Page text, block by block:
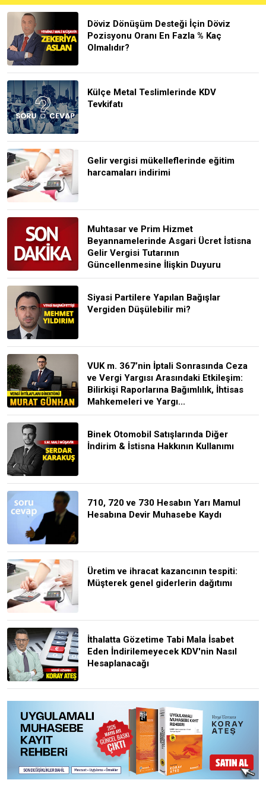
Döviz Dönüşüm Desteği İçin Döviz
Pozisyonu Oranı En Fazla % Kaç
Olmalıdır?
Külçe Metal Teslimlerinde KDV
Tevkifatı
Gelir vergisi mükelleflerinde eğitim
harcamaları indirimi
Muhtasar ve Prim Hizmet
Beyannamelerinde Asgari Ücret İstisna
Gelir Vergisi Tutarının
Güncellenmesine İlişkin Duyuru
Siyasi Partilere Yapılan Bağışlar
Vergiden Düşülebilir mi?
VUK m. 367’nin İptali Sonrasında Ceza
ve Vergi Yargısı Arasındaki Etkileşim:
Bilirkişi Raporlarına Bağımlılık, İhtisas
Mahkemeleri ve Yargı...
Binek Otomobil Satışlarında Diğer
İndirim & İstisna Hakkının Kullanımı
710, 720 ve 730 Hesabın Yarı Mamul
Hesabına Devir Muhasebe Kaydı
Üretim ve ihracat kazancının tespiti:
Müşterek genel giderlerin dağıtımı
İthalatta Gözetime Tabi Mala İsabet
Eden İndirilemeyecek KDV'nin Nasıl
Hesaplanacağı